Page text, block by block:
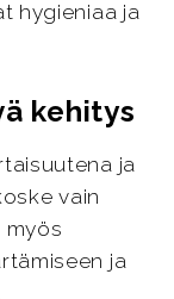
hygieniaa ja
kehitys
ja
vain
myös
ja